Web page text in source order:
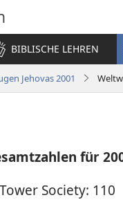
BIBLISCHE LEHREN
Jehovas 2001
für
Society: 110